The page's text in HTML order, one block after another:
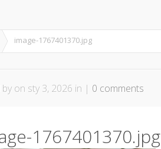
image-1767401370.jpg
on sty 3, 2026 in | 0 comments
1767401370.jpg